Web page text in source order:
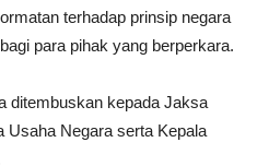
terhadap prinsip negara
para pihak yang berperkara.
ditembuskan kepada Jaksa
Usaha Negara serta Kepala